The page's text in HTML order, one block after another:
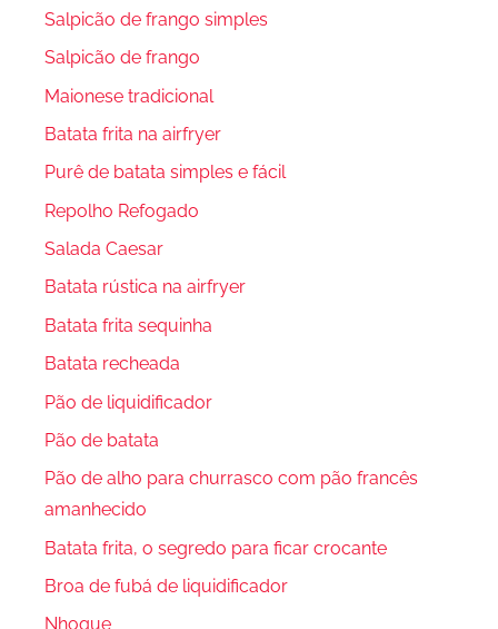
Salpicão de frango simples
Salpicão de frango
Maionese tradicional
Batata frita na airfryer
Purê de batata simples e fácil
Repolho Refogado
Salada Caesar
Batata rústica na airfryer
Batata frita sequinha
Batata recheada
Pão de liquidificador
Pão de batata
Pão de alho para churrasco com pão francês
amanhecido
Batata frita, o segredo para ficar crocante
Broa de fubá de liquidificador
Nhoque